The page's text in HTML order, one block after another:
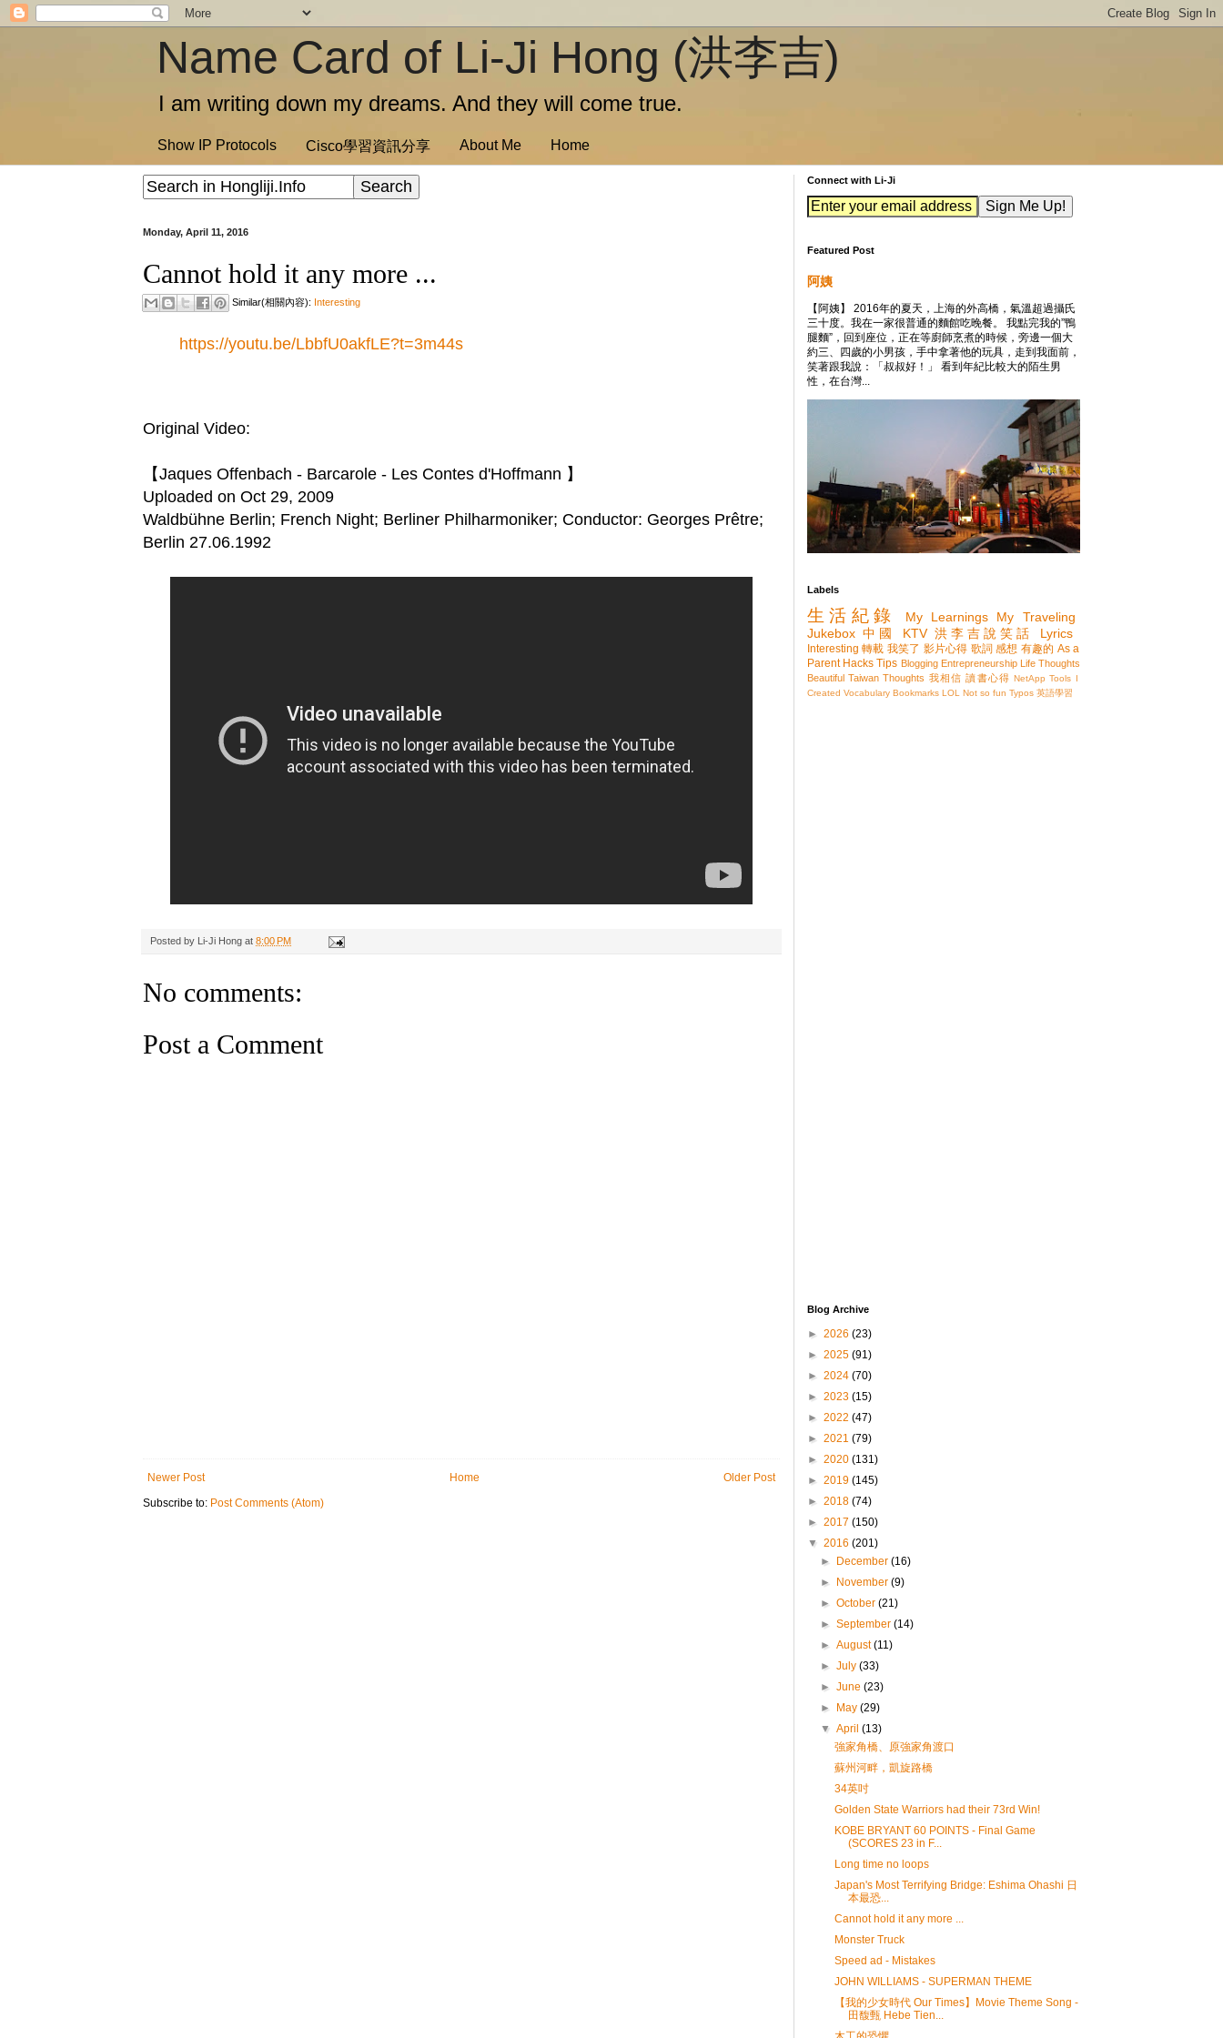
Name Card of Li-Ji Hong (洪李吉)
I am writing down my dreams. And they will come true.
Show IP Protocols Cisco學習資訊分享 About Me Home
Monday, April 11, 2016
Cannot hold it any more ...
Similar(相關內容): Interesting
https://youtu.be/LbbfU0akfLE?t=3m44s
Original Video:
【Jaques Offenbach - Barcarole - Les Contes d'Hoffmann 】
Uploaded on Oct 29, 2009
Waldbühne Berlin; French Night; Berliner Philharmoniker; Conductor: Georges Prêtre;
Berlin 27.06.1992
Posted by Li-Ji Hong at 8:00 PM
No comments:
Post a Comment
Newer Post Older Post
Home
Subscribe to: Post Comments (Atom)
Connect with Li-Ji
Featured Post
阿姨
【阿姨】 2016年的夏天，上海的外高橋，氣溫超過攝氏
三十度。我在一家很普通的麵館吃晚餐。 我點完我的”鴨
腿麵”，回到座位，正在等廚師烹煮的時候，旁邊一個大
約三、四歲的小男孩，手中拿著他的玩具，走到我面前，
笑著跟我說：「叔叔好！」 看到年紀比較大的陌生男
性，在台灣...
Labels
生活紀錄 My Learnings
My Traveling
Jukebox 中國 KTV 洪李吉說笑話 Lyrics
Interesting 轉載 我笑了 影片心得 歌詞 感想 有趣的 As a
Parent Hacks Tips Blogging Entrepreneurship Life Thoughts
Beautiful Taiwan Thoughts 我相信 讀書心得 NetApp Tools I
Created Vocabulary Bookmarks LOL Not so fun Typos 英語學習
Blog Archive
► 2026 (23)
► 2025 (91)
► 2024 (70)
► 2023 (15)
► 2022 (47)
► 2021 (79)
► 2020 (131)
► 2019 (145)
► 2018 (74)
► 2017 (150)
▼ 2016 (201)
►
December(16)
►
November(9)
►October(21)
►September(14)
►August(11)
►July(33)
►June(23)
►
May(29)
▼April(13)
強家角橋、原強家角渡口
蘇州河畔，凱旋路橋
34英吋
Golden State Warriors had their 73rd Win!
KOBE BRYANT 60 POINTS - Final Game
(SCORES 23 in F...
Long time no loops
Japan's Most Terrifying Bridge: Eshima Ohashi 日
本最恐...
Cannot hold it any more ...
Monster Truck
Speed ad - Mistakes
JOHN WILLIAMS - SUPERMAN THEME
【我的少女時代 Our Times】Movie Theme Song -
田馥甄 Hebe Tien...